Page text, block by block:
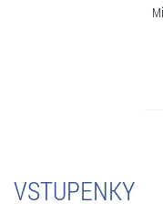
VSTUPENKY